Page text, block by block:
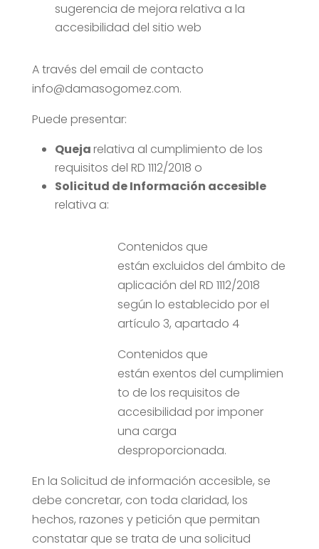
sugerencia de mejora relativa a la
accesibilidad del sitio web
A través del email de contacto
info@damasogomez.com.
Puede presentar:
Quejarelativa al cumplimiento de los
requisitos del RD 1112/2018 o
Solicitud de Información accesible
relativa a:
Contenidos que
están excluidos del ámbito de
aplicación del RD 1112/2018
según lo establecido por el
artículo 3, apartado 4
Contenidos que
están exentos del cumplimien
to de los requisitos de
accesibilidad por imponer
una carga
desproporcionada.
En la Solicitud de información accesible, se
debe concretar, con toda claridad, los
hechos, razones y petición que permitan
constatar que se trata de una solicitud